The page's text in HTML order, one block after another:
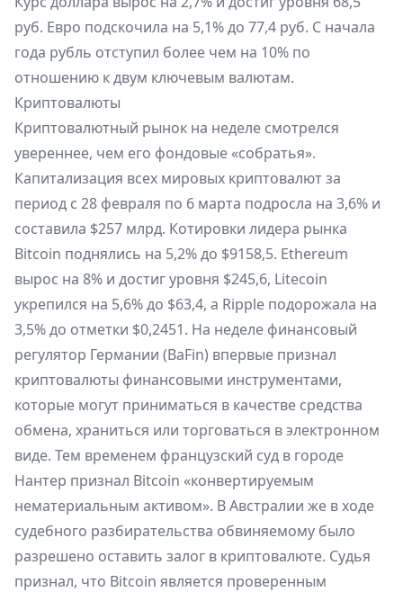
руб. Евро подскочила на 5,1% до 77,4 руб. С начала
года рубль отступил более чем на 10% по
отношению к двум ключевым валютам.
Криптовалюты
Криптовалютный рынок на неделе смотрелся
увереннее, чем его фондовые «собратья».
Капитализация всех мировых криптовалют за
период с 28 февраля по 6 марта подросла на 3,6% и
составила $257 млрд. Котировки лидера рынка
Bitcoin поднялись на 5,2% до $9158,5. Ethereum
вырос на 8% и достиг уровня $245,6, Litecoin
укрепился на 5,6% до $63,4, а Ripple подорожала на
3,5% до отметки $0,2451. На неделе финансовый
регулятор Германии (BaFin) впервые признал
криптовалюты финансовыми инструментами,
которые могут приниматься в качестве средства
обмена, храниться или торговаться в электронном
виде. Тем временем французский суд в городе
Нантер признал Bitcoin «конвертируемым
нематериальным активом». В Австралии же в ходе
судебного разбирательства обвиняемому было
разрешено оставить залог в криптовалюте. Судья
признал, что Bitcoin является проверенным